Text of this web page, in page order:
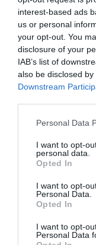
interest-based ads
us or personal
your opt-out. You
disclosure of your
IAB’s list of
also be disclosed
Downstream
Personal Data
I want to opt-
personal data.
Opted In
I want to opt-
Personal Data.
Opted In
I want to opt-
Personal Data
Albatros13 a
Pointe‑à‑Pitre –
aérien vers
Tilo
a commenté
histoire de l'aviation